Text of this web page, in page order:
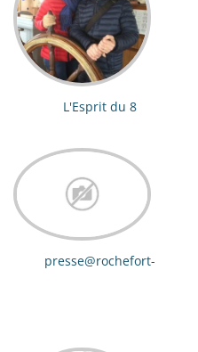
L'Esprit du 8
presse@rochefort-